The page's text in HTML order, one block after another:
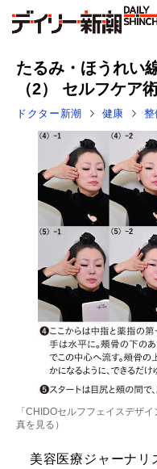
たるみ・ほうれい
（2） セルフケア
ドクター新潮 健康 整
「CHIDOセルフフェイスデザ
真を見る ）
美容医療ジャーナリ